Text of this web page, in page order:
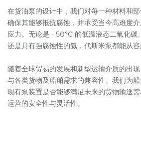
在货油泵的设计中，我们对每一种材料和部
确保其能够抵抗腐蚀，并承受当今高难度
应力。无论是 - 50°C 的低温液态二氧化碳
还是具有强腐蚀性的氨，代斯米泵都能从容
随着全球贸易的发展和新型运输介质的出
与各类货物及船舶需求的兼容性。我们为
现有泵装置是否能够满足未来的货物输送
运营的安全性与灵活性。